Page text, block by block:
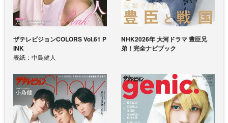
ザテレビジョンCOLORS Vol.61 P
INK
表紙：中島健人
NHK2026年 大河ドラマ 豊臣兄
弟！完全ナビブック